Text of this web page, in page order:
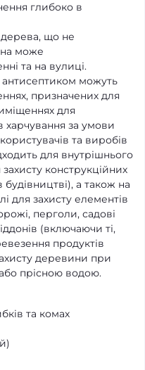
глибоко в
що не
може
та на вулиці.
антисептиком можуть
призначених для
для
харчування за умови
та виробів
для внутрішнього
конструкційних
а також на
для захисту елементів
перголи, садові
(включаючи ті,
продуктів
деревини при
прісною водою.
та комах